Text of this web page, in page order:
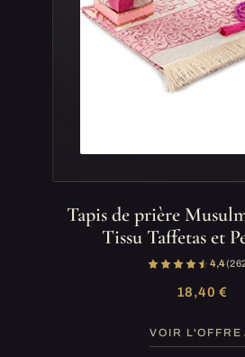
Tapis de prière
Tissu Taffetas et
4,4(2
18,40 €
VOIR L'OFFRE